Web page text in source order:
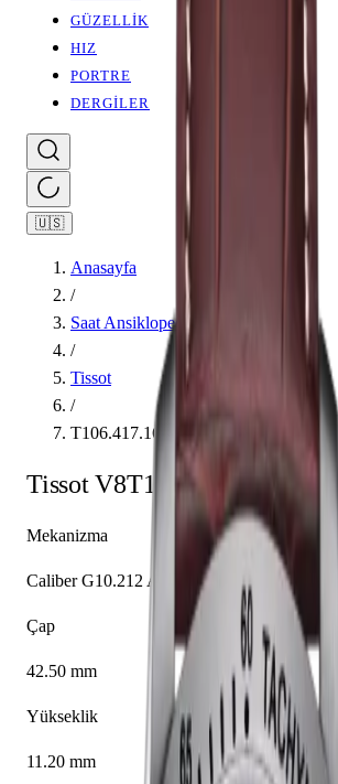
GÜZELLİK
HIZ
PORTRE
DERGİLER
🇺🇸
Anasayfa
/
Saat Ansiklopedisi
/
Tissot
/
T106.417.16.262.00
Tissot V8T106.417.16.262.00
Mekanizma
Caliber G10.212 AB
Çap
42.50 mm
Yükseklik
11.20 mm